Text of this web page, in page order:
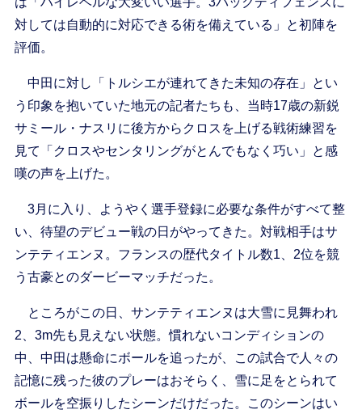
対しては自動的に対応できる術を備えている」と初陣を
評価。
中田に対し「トルシエが連れてきた未知の存在」とい
う印象を抱いていた地元の記者たちも、当時17歳の新鋭
サミール・ナスリに後方からクロスを上げる戦術練習を
見て「クロスやセンタリングがとんでもなく巧い」と感
嘆の声を上げた。
3月に入り、ようやく選手登録に必要な条件がすべて整
い、待望のデビュー戦の日がやってきた。対戦相手はサ
ンテティエンヌ。フランスの歴代タイトル数1、2位を競
う古豪とのダービーマッチだった。
ところがこの日、サンテティエンヌは大雪に見舞われ
2、3m先も見えない状態。慣れないコンディションの
中、中田は懸命にボールを追ったが、この試合で人々の
記憶に残った彼のプレーはおそらく、雪に足をとられて
ボールを空振りしたシーンだけだった。このシーンはい